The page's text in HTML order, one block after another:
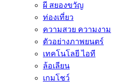
ผี สยองขวัญ
ท่องเที่ยว
ความสวย ความงาม
ตัวอย่างภาพยนตร์
เทคโนโลยี ไอที
ล้อเลียน
เกมโชว์